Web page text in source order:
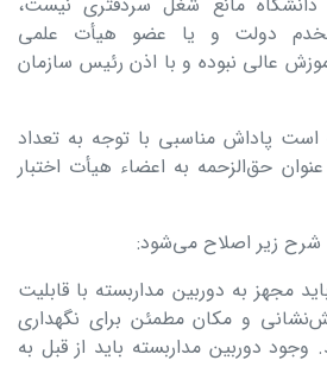
دولت و یا عضو هیأت علمی
عالی نبوده و با اذن رئیس سازمان
است پاداش مناسبی با توجه به تعداد
حق‌الزحمه به اعضاء هیأت اختبار
باید مجهز به دوربین مداربسته با قابلیت
و مکان مطمئن برای نگهداری
وجود دوربین مداربسته باید از قبل به